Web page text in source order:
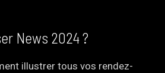
News 2024 ?
illustrer tous vos rendez-